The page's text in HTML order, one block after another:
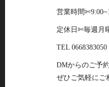
営業時間
定休日✄毎週月
TEL 0668383050
DMからのご予
ぜひご気軽にご